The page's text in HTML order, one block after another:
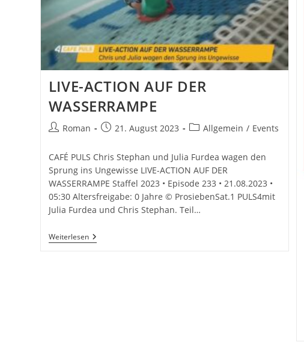
LIVE-ACTION AUF DER
WASSERRAMPE
Beitrags-
Roman
Beitrag21. August 2023
Beitrags-
Allgemein / Events
CAFÉ PULS Chris Stephan und Julia Furdea wagen den
Sprung ins Ungewisse LIVE-ACTION AUF DER
WASSERRAMPE Staffel 2023 • Episode 233 • 21.08.2023 •
05:30 Altersfreigabe: 0 Jahre © ProsiebenSat.1 PULS4mit
Julia Furdea und Chris Stephan. Teil…
WeiterlesenLIVE-
ACTION